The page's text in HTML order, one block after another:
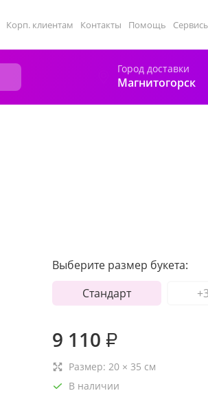
Корп. клиентам Контакты Помощь
Город доставки
Магнитогорск
Выберите размер букета:
Стандарт
9 110 ₽
Размер: 20 × 35 см
В наличии